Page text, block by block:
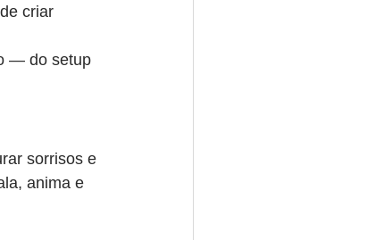
criar
— do setup
sorrisos e
anima e